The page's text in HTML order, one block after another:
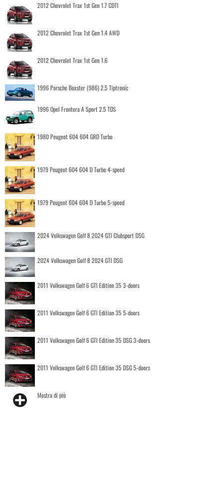
2012 Chevrolet Trax 1st Gen 1.7 CDTI
2012 Chevrolet Trax 1st Gen 1.4 AWD
2012 Chevrolet Trax 1st Gen 1.6
1996 Porsche Boxster (986) 2.5 Tiptronic
1996 Opel Frontera A Sport 2.5 TDS
1980 Peugeot 604 604 GRD Turbo
1979 Peugeot 604 604 D Turbo 4-speed
1979 Peugeot 604 604 D Turbo 5-speed
2024 Volkswagen Golf 8 2024 GTI Clubsport DSG
2024 Volkswagen Golf 8 2024 GTI DSG
2011 Volkswagen Golf 6 GTI Edition 35 3-doors
2011 Volkswagen Golf 6 GTI Edition 35 5-doors
2011 Volkswagen Golf 6 GTI Edition 35 DSG 3-doors
2011 Volkswagen Golf 6 GTI Edition 35 DSG 5-doors
Mostra di più